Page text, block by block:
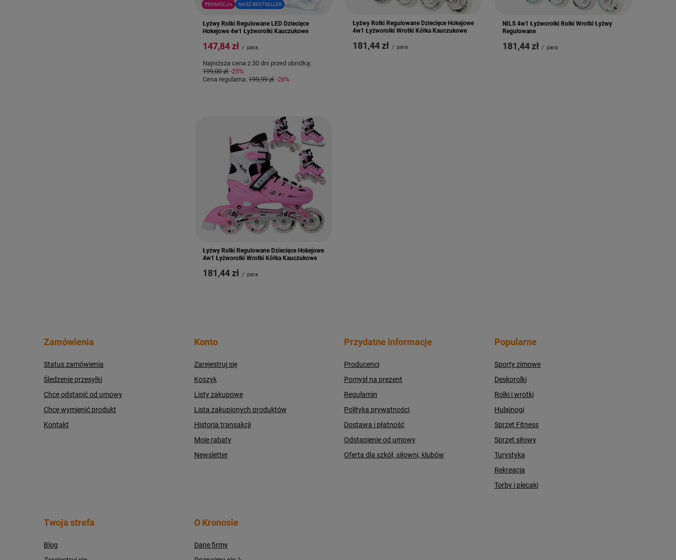
PROMOCJA NASZ BESTSELLER
Łyżwy Rolki Regulowane LED Dziecięce
Hokejowe 4w1 Łyżworolki Kauczukowe
147,84 zł / para
Najniższa cena z 30 dni przed obniżką:
199,00 zł -25%
Cena regularna: 199,99 zł -26%
Łyżwy Rolki Regulowane Dziecięce Hokejowe
4w1 Łyżworolki Wrotki Kółka Kauczukowe
181,44 zł / para
NILS 4w1 Łyżworolki Rolki Wrotki Łyżwy
Regulowane
181,44 zł / para
Łyżwy Rolki Regulowane Dziecięce Hokejowe
4w1 Łyżworolki Wrotki Kółka Kauczukowe
181,44 zł / para
Zamówienia
Status zamówienia
Śledzenie przesyłki
Chcę odstąpić od umowy
Chcę wymienić produkt
Kontakt
Konto
Zarejestruj się
Koszyk
Listy zakupowe
Lista zakupionych produktów
Historia transakcji
Moje rabaty
Newsletter
Przydatne informacje
Producenci
Pomysł na prezent
Regulamin
Polityka prywatności
Dostawa i płatność
Odstąpienie od umowy
Oferta dla szkół, siłowni, klubów
Popularne
Sporty zimowe
Deskorolki
Rolki i wrotki
Hulajnogi
Sprzęt Fitness
Sprzęt siłowy
Turystyka
Rekreacja
Torby i plecaki
Twoja strefa
Blog
O Kronosie
Dane firmy